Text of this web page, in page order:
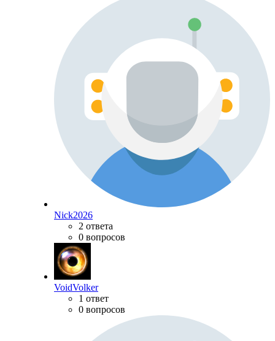
Nick2026
2 ответа
0 вопросов
VoidVolker
1 ответ
0 вопросов